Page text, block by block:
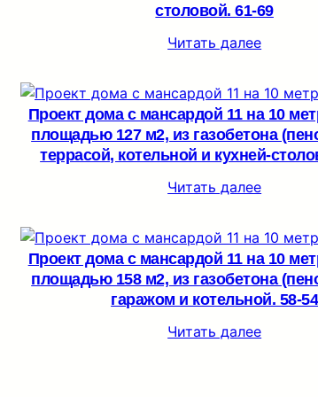
столовой. 61-69
Читать далее
Проект дома с мансардой 11 на 10
площадью 127 м2, из газобетона
террасой, котельной и кухней-
Читать далее
Проект дома с мансардой 11 на 10
площадью 158 м2, из газобетона
гаражом и котельной. 58-54
Читать далее